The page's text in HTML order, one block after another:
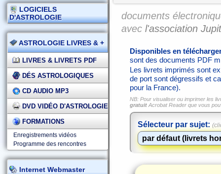
LOGICIELS
D'ASTROLOGIE
ASTROLOGIE LIVRES & +
LIVRES & LIVRETS PDF
DÉS ASTROLOGIQUES
CD AUDIO MP3
DVD VIDÉO D'ASTROLOGIE
FORMATIONS
Enregistrements vidéos
Programme des rencontres
Internet Webmaster
documents
avec l'association
Disponibles en
sont des documents PDF
Les livrets imprimés sont
de port sont dégressifs et
pour la France).
NB: Pour visualiser ou imprimer les
gratuit Acrobat Reader que vous
Sélecteur par sujet: